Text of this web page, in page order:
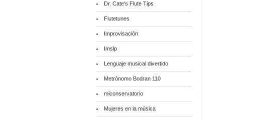
Dr. Cate's Flute Tips
Flutetunes
Improvisación
Imslp
Lenguaje musical divertido
Metrónomo Bodran 110
miconservatorio
Mujeres en la música